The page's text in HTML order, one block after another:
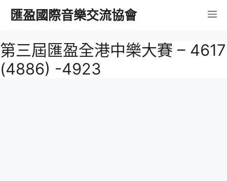
容
匯盈國際音樂交流協會 選
單
第三屆匯盈全港中樂大賽 – 4617
(4886) -4923